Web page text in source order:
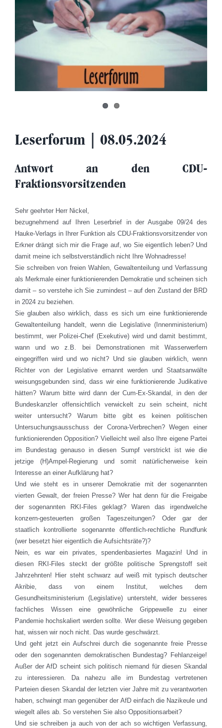
Leserforum | 08.05.2024
Antwort an den CDU-
Fraktionsvorsitzenden
Sehr geehrter Herr Nickel,
bezugnehmend auf Ihren Leserbrief in der Ausgabe 09/24 des
Hauke-Verlags in Ihrer Funktion als CDU-Fraktionsvorsitzender von
Erkner drängt sich mir die Frage auf, wo Sie eigentlich leben? Und
damit meine ich selbstverständlich nicht Ihre Wohnadresse!
Sie schreiben von freien Wahlen, Gewaltenteilung und Verfassung
als Merkmale einer funktionierenden Demokratie und scheinen sich
damit – so verstehe ich Sie zumindest – auf den Zustand der BRD
in 2024 zu beziehen.
Sie glauben also wirklich, dass es sich um eine funktionierende
Gewaltenteilung handelt, wenn die Legislative (Innenministerium)
bestimmt, wer Polizei-Chef (Exekutive) wird und damit bestimmt,
wann und wo z.B. bei Demonstrationen mit Wasserwerfern
eingegriffen wird und wo nicht? Und sie glauben wirklich, wenn
Richter von der Legislative ernannt werden und Staatsanwälte
weisungsgebunden sind, dass wir eine funktionierende Judikative
hätten? Warum bitte wird dann der Cum-Ex-Skandal, in den der
Bundeskanzler offensichtlich verwickelt zu sein scheint, nicht
weiter untersucht? Warum bitte gibt es keinen politischen
Untersuchungsausschuss der Corona-Verbrechen? Wegen einer
funktionierenden Opposition? Vielleicht weil also Ihre eigene Partei
im Bundestag genauso in diesen Sumpf verstrickt ist wie die
jetzige (H)Ampel-Regierung und somit natürlicherweise kein
Interesse an einer Aufklärung hat?
Und wie steht es in unserer Demokratie mit der sogenannten
vierten Gewalt, der freien Presse? Wer hat denn für die Freigabe
der sogenannten RKI-Files geklagt? Waren das irgendwelche
konzern-gesteuerten großen Tageszeitungen? Oder gar der
staatlich kontrollierte sogenannte öffentlich-rechtliche Rundfunk
(wer besetzt hier eigentlich die Aufsichtsräte?)?
Nein, es war ein privates, spendenbasiertes Magazin! Und in
diesen RKI-Files steckt der größte politische Sprengstoff seit
Jahrzehnten! Hier steht schwarz auf weiß mit typisch deutscher
Akribie, dass von einem Institut, welches dem
Gesundheitsministerium (Legislative) untersteht, wider besseres
fachliches Wissen eine gewöhnliche Grippewelle zu einer
Pandemie hochskaliert werden sollte. Wer diese Weisung gegeben
hat, wissen wir noch nicht. Das wurde geschwärzt.
Und geht jetzt ein Aufschrei durch die sogenannte freie Presse
oder den sogenannten demokratischen Bundestag? Fehlanzeige!
Außer der AfD scheint sich politisch niemand für diesen Skandal
zu interessieren. Da nahezu alle im Bundestag vertretenen
Parteien diesen Skandal der letzten vier Jahre mit zu verantworten
haben, schwingt man gegenüber der AfD einfach die Nazikeule und
wiegelt alles ab. So verstehen Sie also Oppositionsarbeit?
Und sie schreiben ja auch von der ach so wichtigen Verfassung,